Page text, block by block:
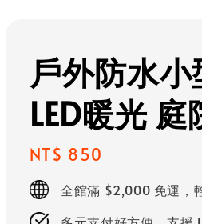
戶外防水
LED暖光
Regular
price
NT$ 850
全館滿 $2,000 免運，